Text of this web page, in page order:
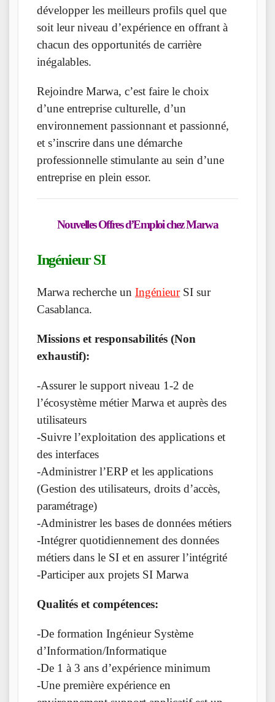
développer les meilleurs profils quel que
soit leur niveau d’expérience en offrant à
chacun des opportunités de carrière
inégalables.
Rejoindre Marwa, c’est faire le choix
d’une entreprise culturelle, d’un
environnement passionnant et passionné,
et s’inscrire dans une démarche
professionnelle stimulante au sein d’une
entreprise en plein essor.
Nouvelles Offres d’Emploi chez Marwa
Ingénieur SI
Marwa recherche un IngénieurSI sur
Casablanca.
Missions et responsabilités (Non
exhaustif):
-Assurer le support niveau 1-2 de
l’écosystème métier Marwa et auprès des
utilisateurs
-Suivre l’exploitation des applications et
des interfaces
-Administrer l’ERP et les applications
(Gestion des utilisateurs, droits d’accès,
paramétrage)
-Administrer les bases de données métiers
-Intégrer quotidiennement des données
métiers dans le SI et en assurer l’intégrité
-Participer aux projets SI Marwa
Qualités et compétences:
-De formation Ingénieur Système
d’Information/Informatique
-De 1 à 3 ans d’expérience minimum
-Une première expérience en